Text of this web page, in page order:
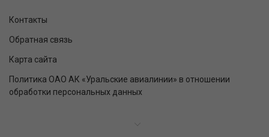
Контакты
Обратная связь
Карта сайта
Политика ОАО АК «Уральские авиалинии» в отношении
обработки персональных данных